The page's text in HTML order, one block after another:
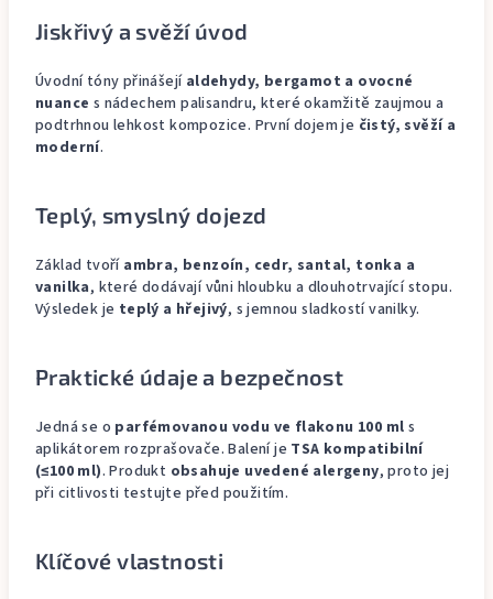
Jiskřivý a svěží úvod
Úvodní tóny přinášejí aldehydy, bergamot a ovocné
nuance s nádechem palisandru, které okamžitě zaujmou a
podtrhnou lehkost kompozice. První dojem je čistý, svěží a
moderní.
Teplý, smyslný dojezd
Základ tvoří ambra, benzoín, cedr, santal, tonka a
vanilka, které dodávají vůni hloubku a dlouhotrvající stopu.
Výsledek je teplý a hřejivý, s jemnou sladkostí vanilky.
Praktické údaje a bezpečnost
Jedná se o parfémovanou vodu ve flakonu 100 ml s
aplikátorem rozprašovače. Balení je TSA kompatibilní
(≤100 ml). Produkt obsahuje uvedené alergeny, proto jej
při citlivosti testujte před použitím.
Klíčové vlastnosti